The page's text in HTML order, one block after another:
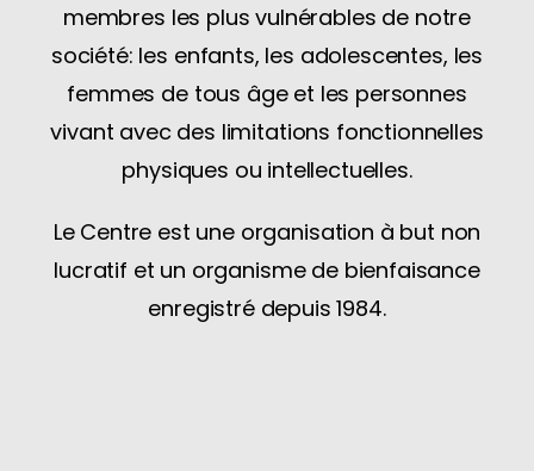
membres les plus vulnérables de notre
société: les enfants, les adolescentes, les
femmes de tous âge et les personnes
vivant avec des limitations fonctionnelles
physiques ou intellectuelles.
Le Centre est une organisation à but non
lucratif et un organisme de bienfaisance
enregistré depuis 1984.